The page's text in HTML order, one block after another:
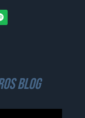
blog